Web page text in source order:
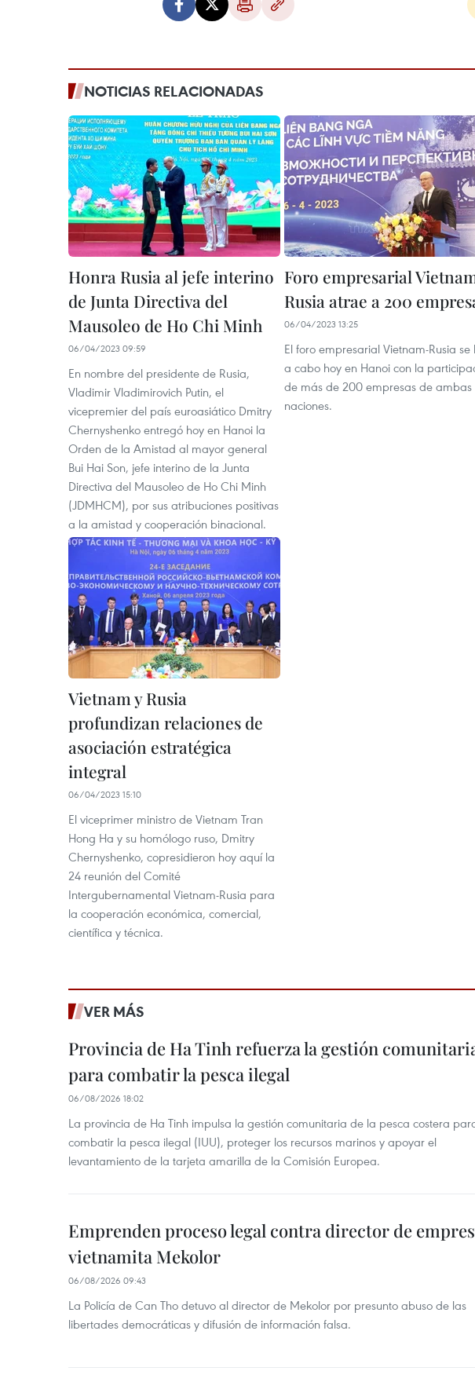
NOTICIAS RELACIONADAS
Honra Rusia al jefe interino
de Junta Directiva del
Mausoleo de Ho Chi Minh
06/04/2023 09:59
En nombre del presidente de Rusia,
Vladimir Vladimirovich Putin, el
vicepremier del país euroasiático Dmitry
Chernyshenko entregó hoy en Hanoi la
Orden de la Amistad al mayor general
Bui Hai Son, jefe interino de la Junta
Directiva del Mausoleo de Ho Chi Minh
(JDMHCM), por sus atribuciones positivas
a la amistad y cooperación binacional.
Foro empresarial
Rusia atrae a 200
06/04/2023 13:25
El foro empresarial Vietnam-Rusia se
a cabo hoy en Hanoi con la
de más de 200 empresas de ambas
naciones.
Vietnam y Rusia
profundizan relaciones de
asociación estratégica
integral
06/04/2023 15:10
El viceprimer ministro de Vietnam Tran
Hong Ha y su homólogo ruso, Dmitry
Chernyshenko, copresidieron hoy aquí la
24 reunión del Comité
Intergubernamental Vietnam-Rusia para
la cooperación económica, comercial,
científica y técnica.
VER MÁS
Provincia de Ha Tinh refuerza la gestión
para combatir la pesca ilegal
06/08/2026 18:02
La provincia de Ha Tinh impulsa la gestión comunitaria de la pesca costera
combatir la pesca ilegal (IUU), proteger los recursos marinos y apoyar el
levantamiento de la tarjeta amarilla de la Comisión Europea.
Emprenden proceso legal contra director de
vietnamita Mekolor
06/08/2026 09:43
La Policía de Can Tho detuvo al director de Mekolor por presunto abuso de las
libertades democráticas y difusión de información falsa.